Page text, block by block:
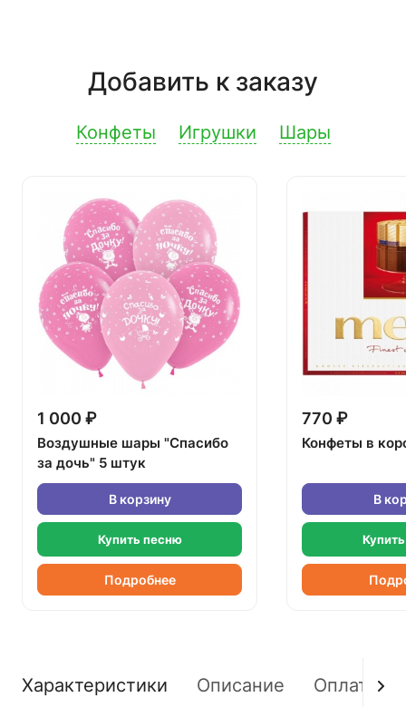
Добавить к заказу
Конфеты Игрушки Шары
1 000 ₽
Воздушные шары "Спасибо
за дочь" 5 штук
В корзину
Купить песню
Подробнее
770 ₽
Конфеты в
В
Характеристики Описание Оплата